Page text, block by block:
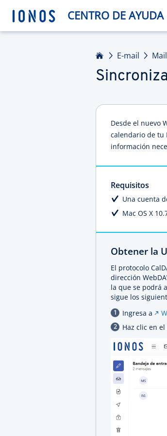
CENTRO DE AYUDA
E-mail
Desde el nuevo
calendario de tu
información
Requisitos
Una cuenta
Mac OS X
Obtener la
El protocolo
dirección
la que se podrá
sigue los
Ingresa a
Haz clic en el